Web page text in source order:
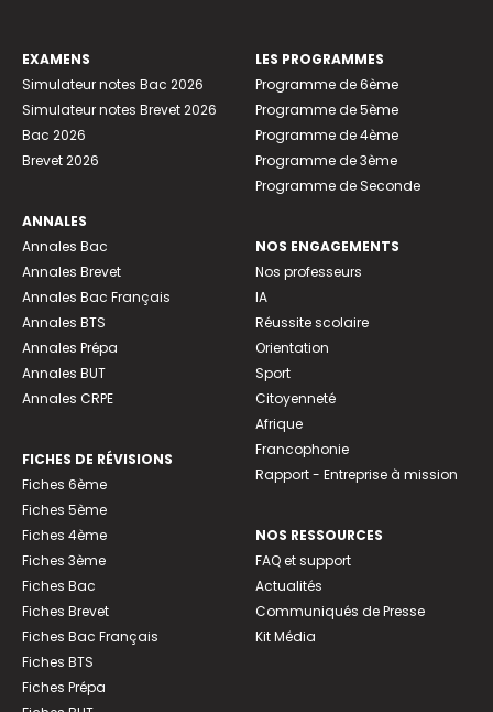
EXAMENS
Simulateur notes Bac 2026
Simulateur notes Brevet 2026
Bac 2026
Brevet 2026
ANNALES
Annales Bac
Annales Brevet
Annales Bac Français
Annales BTS
Annales Prépa
Annales BUT
Annales CRPE
FICHES DE RÉVISIONS
Fiches 6ème
Fiches 5ème
Fiches 4ème
Fiches 3ème
Fiches Bac
Fiches Brevet
Fiches Bac Français
Fiches BTS
Fiches Prépa
LES PROGRAMMES
Programme de 6ème
Programme de 5ème
Programme de 4ème
Programme de 3ème
Programme de Seconde
NOS ENGAGEMENTS
Nos professeurs
IA
Réussite scolaire
Orientation
Sport
Citoyenneté
Afrique
Francophonie
Rapport - Entreprise à mission
NOS RESSOURCES
FAQ et support
Actualités
Communiqués de Presse
Kit Média